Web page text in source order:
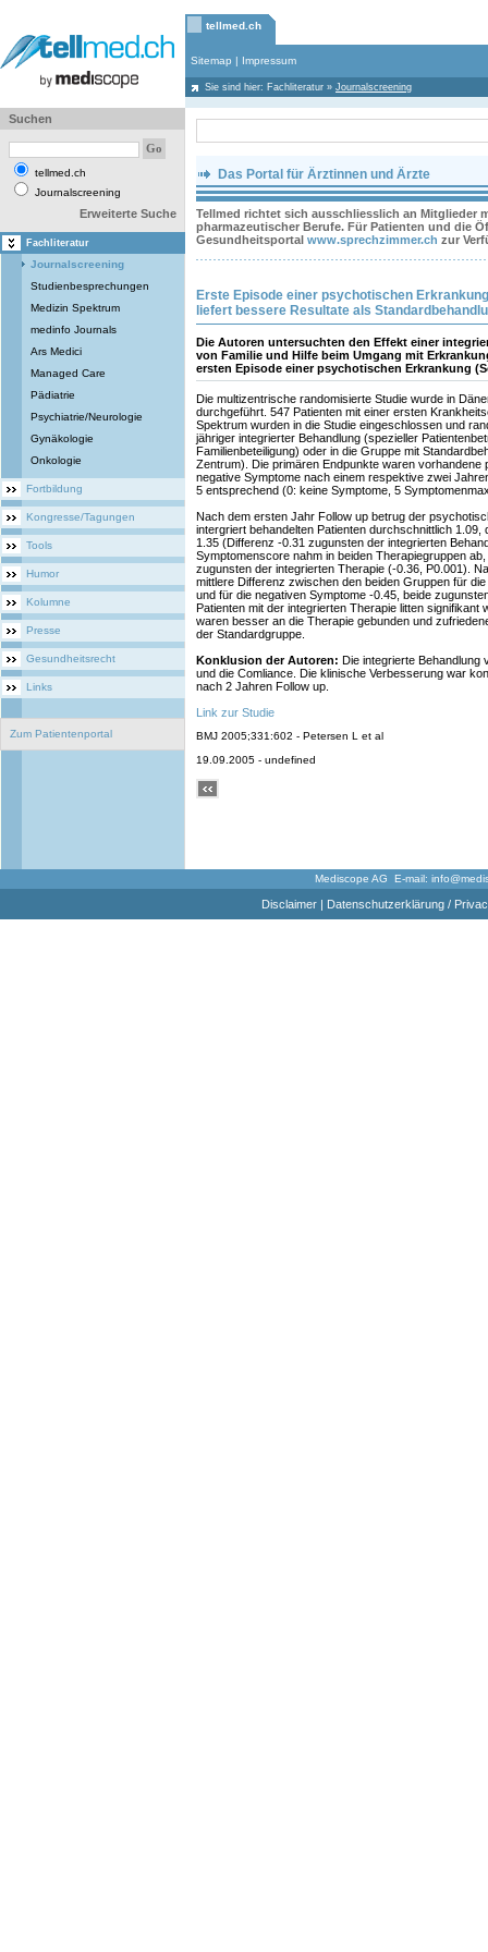
tellmed.ch
Sitemap | Impressum
Sie sind hier: Fachliteratur » Journalscreening
Suchen
tellmed.ch
Journalscreening
Erweiterte Suche
Fachliteratur
Journalscreening
Studienbesprechungen
Medizin Spektrum
medinfo Journals
Ars Medici
Managed Care
Pädiatrie
Psychiatrie/Neurologie
Gynäkologie
Onkologie
Fortbildung
Kongresse/Tagungen
Tools
Humor
Kolumne
Presse
Gesundheitsrecht
Links
Zum Patientenportal
Das Portal für Ärztinnen und Ärzte
Tellmed richtet sich ausschliesslich an Mitglieder
pharmazeutischer Berufe. Für Patienten und die
Gesundheitsportal www.sprechzimmer.ch zur
Erste Episode einer psychotischen
liefert bessere Resultate als
Die Autoren untersuchten den Effekt einer
von Familie und Hilfe beim Umgang mit
ersten Episode einer psychotischen Erkrankung
Die multizentrische randomisierte Studie wurde in
durchgeführt. 547 Patienten mit einer ersten
Spektrum wurden in die Studie eingeschlossen und
jähriger integrierter Behandlung (spezieller
Familienbeteiligung) oder in die Gruppe mit
Zentrum). Die primären Endpunkte waren vorhandene
negative Symptome nach einem respektive zwei
5 entsprechend (0: keine Symptome, 5
Nach dem ersten Jahr Follow up betrug der
intergriert behandelten Patienten durchschnittlich 1.09,
1.35 (Differenz -0.31 zugunsten der integrierten
Symptomenscore nahm in beiden Therapiegruppen
zugunsten der integrierten Therapie (-0.36, P0.001).
mittlere Differenz zwischen den beiden Gruppen für
und für die negativen Symptome -0.45, beide
Patienten mit der integrierten Therapie litten signifikant
waren besser an die Therapie gebunden und
der Standardgruppe.
Konklusion der Autoren: Die integrierte Behandlung
und die Comliance. Die klinische Verbesserung war
nach 2 Jahren Follow up.
Link zur Studie
BMJ 2005;331:602 - Petersen L et al
19.09.2005 - undefined
Mediscope AG E-mail:
Disclaimer| Datenschutzerklärung /